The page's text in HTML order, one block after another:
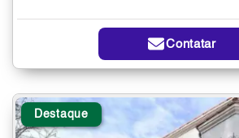
Contatar
Destaque